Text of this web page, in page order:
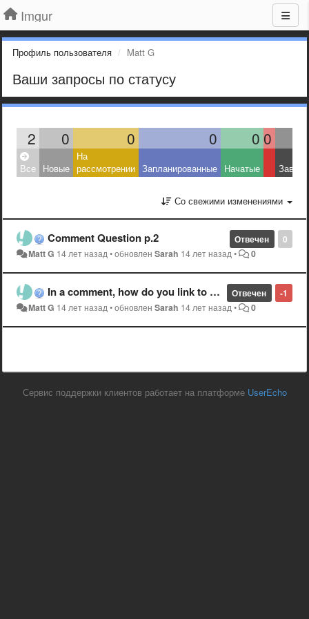
Imgur
Профиль пользователя Matt G
Ваши запросы по статусу
2 0 0 0 0 0
Все Новые
На
рассмотрении Запланированные Начатые
Со свежими изменениями
0
Отвечен
Comment Question p.2
Matt G 14 лет назад•обновленSarah 14 лет назад• 0
-1
Отвечен
In a comment, how do you link to another user's profile?
Matt G 14 лет назад•обновленSarah 14 лет назад• 0
Сервис поддержки клиентов работает на платформе UserEcho